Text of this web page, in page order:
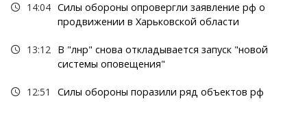
14:04 Силы обороны опровергли заявление рф о
продвижении в Харьковской области
13:12 В "лнр" снова откладывается запуск "новой
системы оповещения"
12:51 Силы обороны поразили ряд объектов рф